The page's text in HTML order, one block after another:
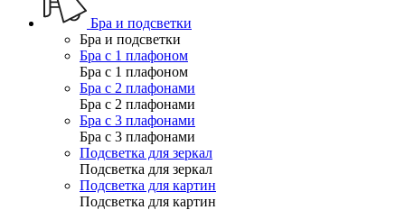
Бра и подсветки
Бра и подсветки
Бра с 1 плафоном
Бра с 1 плафоном
Бра с 2 плафонами
Бра с 2 плафонами
Бра с 3 плафонами
Бра с 3 плафонами
Подсветка для зеркал
Подсветка для зеркал
Подсветка для картин
Подсветка для картин